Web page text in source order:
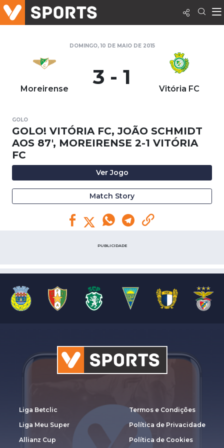
DOMINGO, 10 DE MAIO DE 2015
Moreirense 3 - 1 Vitória FC
GOLO
GOLO! VITÓRIA FC, JOÃO SCHMIDT
AOS 87', MOREIRENSE 2-1 VITÓRIA
FC
Ver Jogo
Match Story
PUBLICIDADE
Liga Betclic
Liga Meu Super
Allianz Cup
Termos e Condições
Política de Privacidade
Política de Cookies